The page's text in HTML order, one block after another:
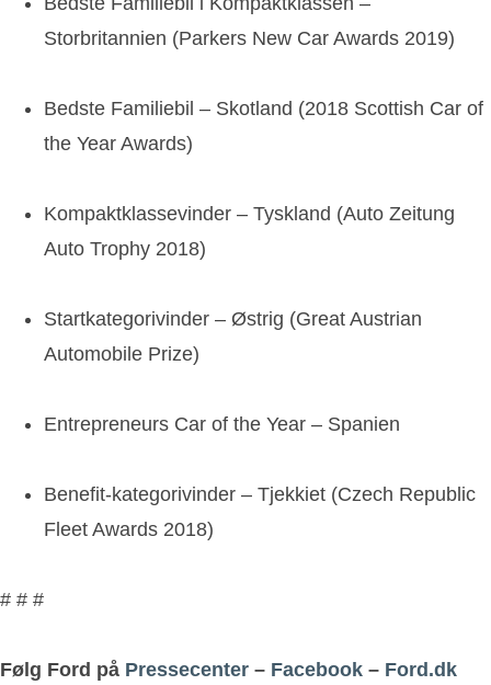
Storbritannien (Parkers New Car Awards 2019)
Bedste Familiebil – Skotland (2018 Scottish Car of
the Year Awards)
Kompaktklassevinder – Tyskland (Auto Zeitung
Auto Trophy 2018)
Startkategorivinder – Østrig (Great Austrian
Automobile Prize)
Entrepreneurs Car of the Year – Spanien
Benefit-kategorivinder – Tjekkiet (Czech Republic
Fleet Awards 2018)
# # #
Følg Ford på Pressecenter – Facebook – Ford.dk